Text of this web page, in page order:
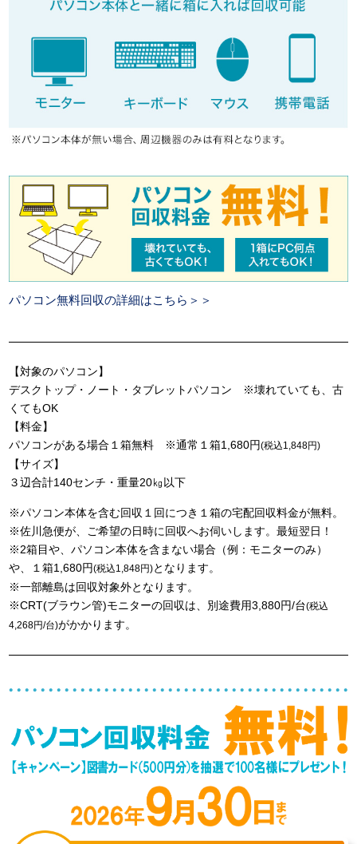
パソコン無料回収の詳細はこちら＞＞
【対象のパソコン】
デスクトップ・ノート・タブレットパソコン ※壊れていても、古
くてもOK
【料金】
パソコンがある場合１箱無料 ※通常１箱1,680円(税込1,848円)
【サイズ】
３辺合計140センチ・重量20㎏以下
※パソコン本体を含む回収１回につき１箱の宅配回収料金が無料。
※佐川急便が、ご希望の日時に回収へお伺いします。最短翌日！
※2箱目や、パソコン本体を含まない場合（例：モニターのみ）
や、１箱1,680円(税込1,848円)となります。
※一部離島は回収対象外となります。
※CRT(ブラウン管)モニターの回収は、別途費用3,880円/台(税込
4,268円/台)がかかります。